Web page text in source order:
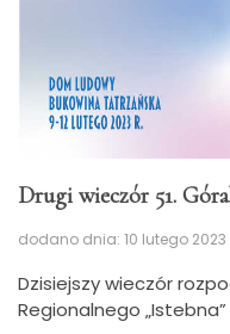
Drugi wieczór 51.
dodano dnia: 10 lutego 2023
Dzisiejszy wieczór
Regionalnego